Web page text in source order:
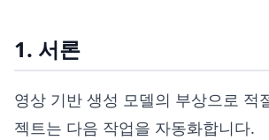
1. 서론
영상 기반 생성 모델의 부상으로
젝트는 다음 작업을 자동화합니다.